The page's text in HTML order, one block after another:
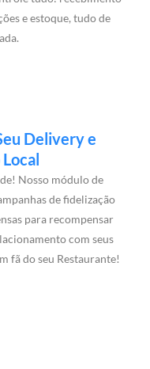
e estoque, tudo de
Delivery e
Nosso módulo de
de fidelização
para recompensar
com seus
fã do seu Restaurante!